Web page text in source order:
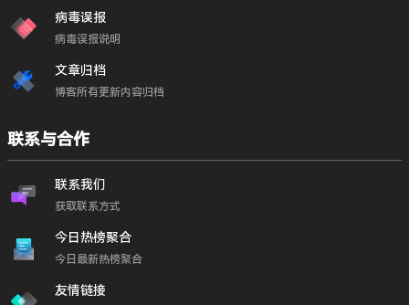
病毒误报
病毒误报说明
文章归档
博客所有更新内容归档
联系与合作
联系我们
获取联系方式
今日热榜聚合
今日最新热榜聚合
友情链接